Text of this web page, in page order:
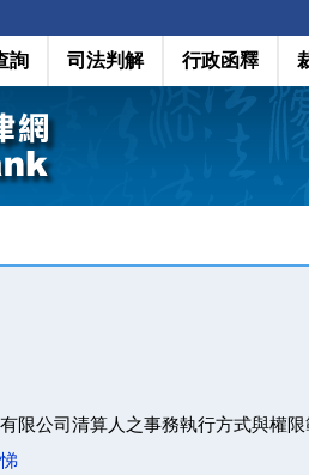
詢 司法判解 行政函釋
限公司清算人之事務執行方式與權